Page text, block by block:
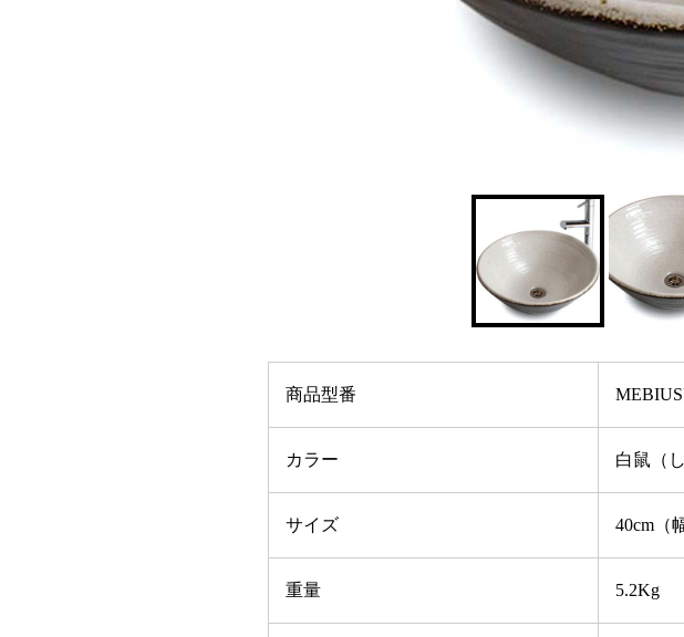
商品型番
カラー 白鼠（
サイズ 40cm（
重量 5.2Kg